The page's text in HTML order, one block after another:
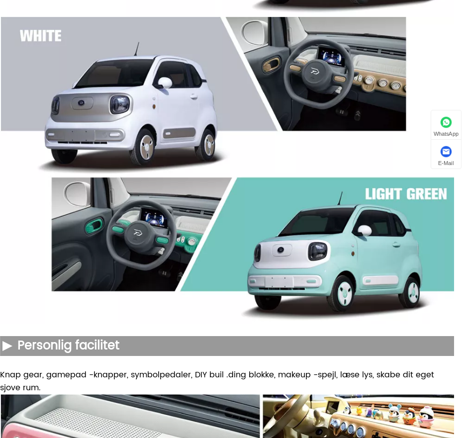
Personlig facilitet
Knap gear, gamepad -knapper, symbolpedaler, DIY buil .ding blokke, makeup -spejl, læse lys, skabe dit eget
sjove rum.
WhatsApp
E-Mail